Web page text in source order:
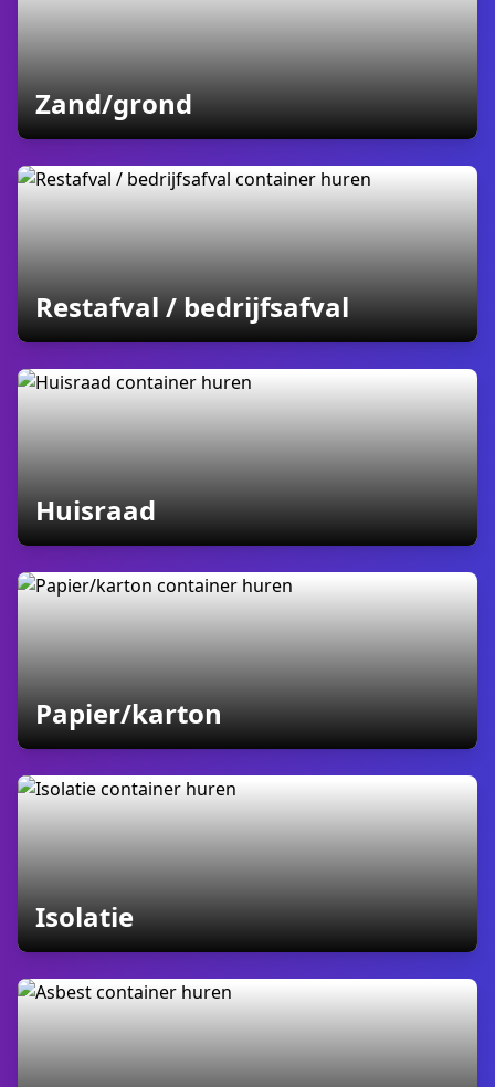
Zand/grondcontainers
Restafval / bedrijfsafvalcontainers
Huisraadcontainers
Papier/kartoncontainers
Isolatiecontainers